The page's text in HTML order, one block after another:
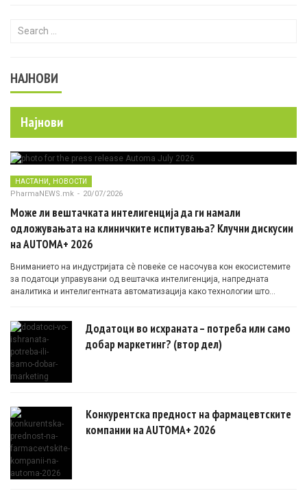
Search for:
НАЈНОВИ
Најнови
НАСТАНИ НОВОСТИ
PharmaNEWS.mk - 20/07/2026
Може ли вештачката интелигенција да ги намали
одложувањата на клиничките испитувања? Клучни дискусии
на AUTOMA+ 2026
Вниманието на индустријата сè повеќе се насочува кон екосистемите
за податоци управувани од вештачка интелигенција, напредната
аналитика и интелигентната автоматизација како технологии што
Додатоци во исхраната – потреба или само
добар маркетинг? (втор дел)
Конкурентска предност на фармацевтските
компании на AUTOMA+ 2026